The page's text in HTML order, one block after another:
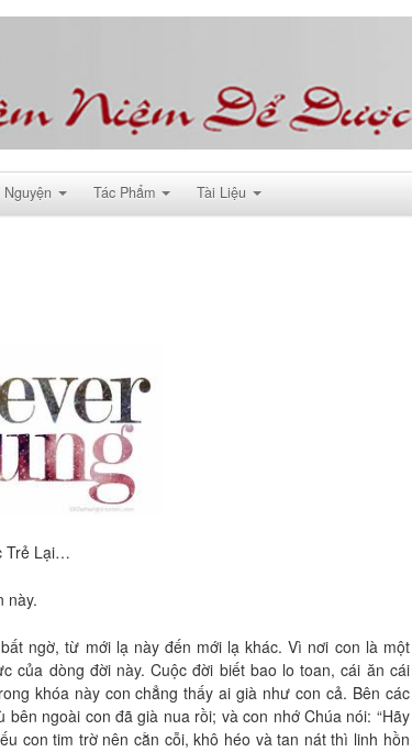
Nguyện Tác Phẩm Tài Liệu
Trẻ Lại…
này.
ngờ, từ mới lạ này đến mới lạ khác. Vì nơi con là một
của dòng đời này. Cuộc đời biết bao lo toan, cái ăn cái
khóa này con chẳng thấy ai già như con cả. Bên các
ngoài con đã già nua rồi; và con nhớ Chúa nói: “Hãy
con tim trờ nên cằn cỗi, khô héo và tan nát thì linh hồn